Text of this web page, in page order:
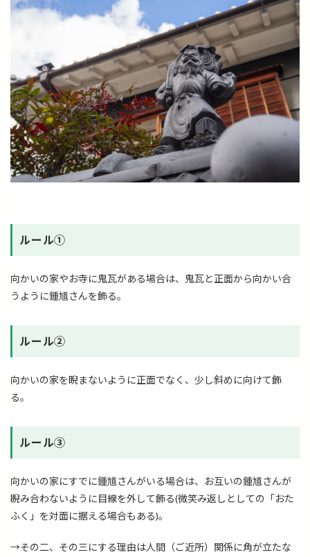
ルール①
向かいの家やお寺に鬼瓦がある場合は、鬼瓦と正面から向かい合
うように鍾馗さんを飾る。
ルール②
向かいの家を睨まないように正面でなく、少し斜めに向けて飾
る。
ルール③
向かいの家にすでに鍾馗さんがいる場合は、お互いの鍾馗さんが
睨み合わないように目線を外して飾る(微笑み返しとしての「おた
ふく」を対面に据える場合もある)。
→その二、その三にする理由は人間（ご近所）関係に角が立たな